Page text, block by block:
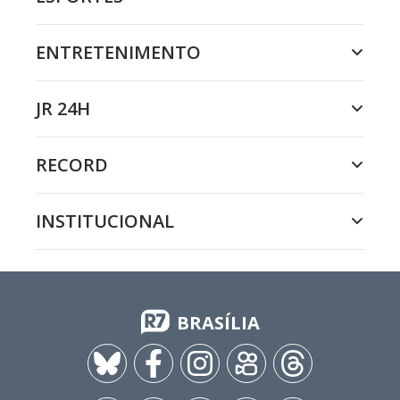
ENTRETENIMENTO
JR 24H
RECORD
INSTITUCIONAL
BRASÍLIA